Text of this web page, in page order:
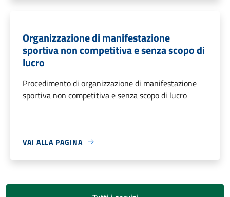
Organizzazione di manifestazione
sportiva non competitiva e senza scopo di
lucro
Procedimento di organizzazione di manifestazione
sportiva non competitiva e senza scopo di lucro
VAI ALLA PAGINA